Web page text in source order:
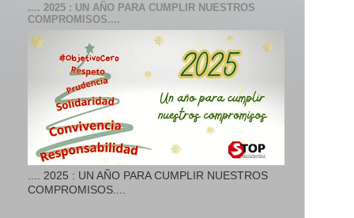
.... 2025 : UN AÑO PARA CUMPLIR NUESTROS
COMPROMISOS....
.... 2025 : UN AÑO PARA CUMPLIR NUESTROS
COMPROMISOS....